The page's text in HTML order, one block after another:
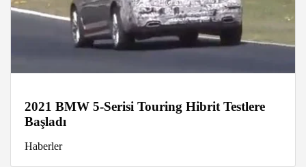
2021 BMW 5-Serisi Touring Hibrit Testlere
Başladı
Haberler